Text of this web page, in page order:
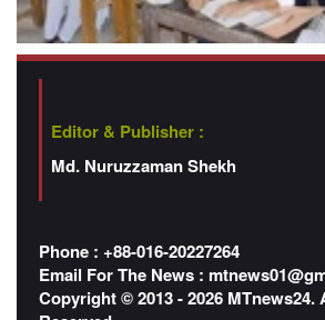
Editor & Publisher :
Md. Nuruzzaman Shekh
Phone : +88-016-20227264
Email For The News :
Copyright © 2013 - 2026 MTnews24.